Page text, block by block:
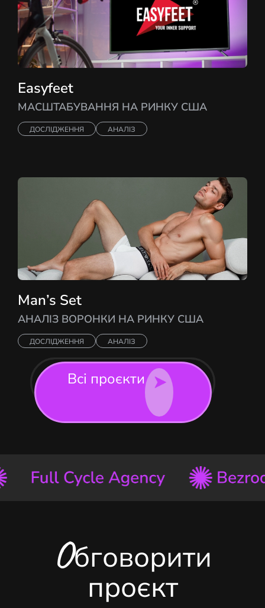
Easyfeet
МАСШТАБУВАННЯ НА РИНКУ США
ДОСЛІДЖЕННЯ АНАЛІЗ
Man’s Set
АНАЛІЗ ВОРОНКИ НА РИНКУ США
ДОСЛІДЖЕННЯ АНАЛІЗ
Всі проєкти
Обговорити
проєкт